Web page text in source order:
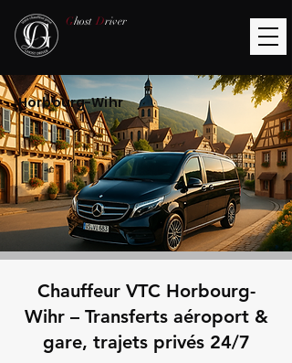
Ghost Driver
Horbourg-Wihr
Chauffeur VTC Horbourg-
Wihr – Transferts aéroport &
gare, trajets privés 24/7